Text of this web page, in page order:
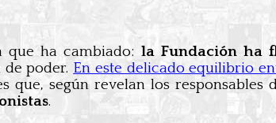
que ha cambiado: la Fundación ha
poder. En este delicado equilibrio
que, según revelan los responsables
.